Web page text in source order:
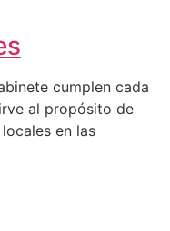
cumplen cada
al propósito de
en las